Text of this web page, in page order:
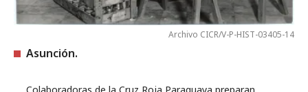
Archivo CICR/V-P-HIST-03405-14
Asunción.
Colaboradoras de la Cruz Roja Paraguaya preparan